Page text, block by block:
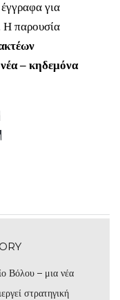
για
Η παρουσία
– κηδεμόνα
Βόλου – μια νέα
στρατηγική